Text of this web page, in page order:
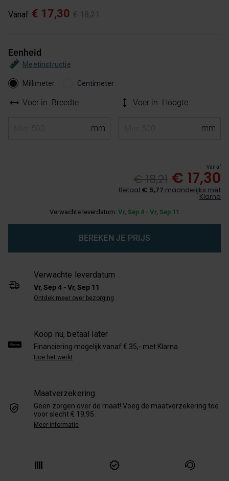
Vanaf € 18,21
€ 17,30
Eenheid
Meetinstructie
Millimeter Centimeter
Voer in Breedte Voer in Hoogte
Vanaf
€ 18,21 € 17,30
Betaal € 5,77 maandelijks met
Klarna
Verwachte leverdatum: Vr, Sep 4 - Vr, Sep 11
BEREKEN JE PRIJS
Verwachte leverdatum
Vr, Sep 4 - Vr, Sep 11
Ontdek meer over bezorging
Koop nu, betaal later
Financiering mogelijk vanaf € 35,- met Klarna
Hoe het werkt
Maatverzekering
Geen zorgen over de maat! Voeg de maatverzekering toe
voor slecht € 19,95.
Meer informatie